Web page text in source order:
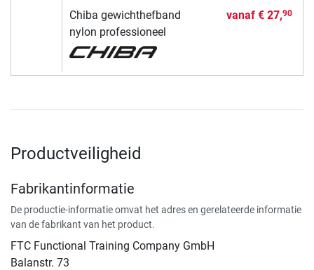
Chiba gewichthefband
nylon professioneel
vanaf € 27,90
Productveiligheid
Fabrikantinformatie
De productie-informatie omvat het adres en gerelateerde informatie
van de fabrikant van het product.
FTC Functional Training Company GmbH
Balanstr. 73